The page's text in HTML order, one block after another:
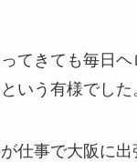
てきても毎日
いう有様でした
仕事で大阪に出